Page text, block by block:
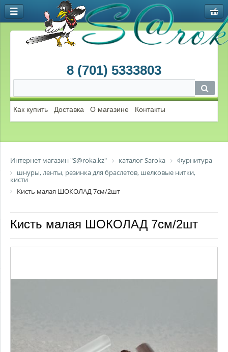
8 (701) 5333803
Как купить Доставка О магазине Контакты
Интернет магазин "S@roka.kz" каталог Saroka
Фурнитура
шнуры, ленты, резинка для браслетов, шелковые нитки,
кисти
Кисть малая ШОКОЛАД 7см/2шт
Кисть малая ШОКОЛАД 7см/2шт